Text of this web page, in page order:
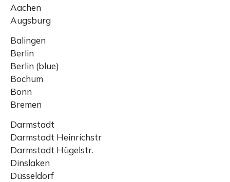
Aachen
Augsburg
Balingen
Berlin
Berlin (blue)
Bochum
Bonn
Bremen
Darmstadt
Darmstadt Heinrichstr
Darmstadt Hügelstr.
Dinslaken
Düsseldorf